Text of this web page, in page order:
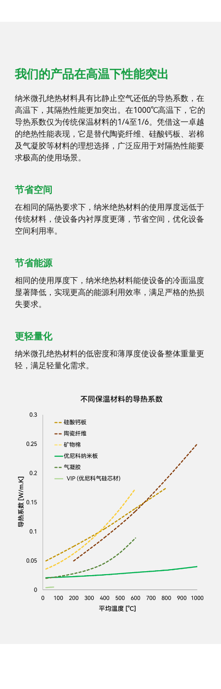
我们的产品在高温下性能突出
纳米微孔绝热材料具有比静止空气还低的导热系数，在
高温下，其隔热性能更加突出。在1000℃高温下，它的
导热系数仅为传统保温材料的1/4至1/6。凭借这一卓越
的绝热性能表现，它是替代陶瓷纤维、硅酸钙板、岩棉
及气凝胶等材料的理想选择，广泛应用于对隔热性能要
求极高的使用场景。
节省空间
在相同的隔热要求下，纳米绝热材料的使用厚度远低于
传统材料，使设备内衬厚度更薄，节省空间，优化设备
空间利用率。
节省能源
相同的使用厚度下，纳米绝热材料能使设备的冷面温度
显著降低，实现更高的能源利用效率，满足严格的热损
失要求。
更轻量化
纳米微孔绝热材料的低密度和薄厚度使设备整体重量更
轻，满足轻量化需求。